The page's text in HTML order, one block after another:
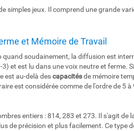
simples jeux. Il comprend une grande
et Mémoire de Travail
quand soudainement, la diffusion est
et est lu dans une voix neutre et ferme.
est au-delà descapacitésde mémoire
est considérée comme de l'ordre de 5 à
entiers : 814, 283 et 273. Il s'agit de
de précision et plus facilement. Ce type